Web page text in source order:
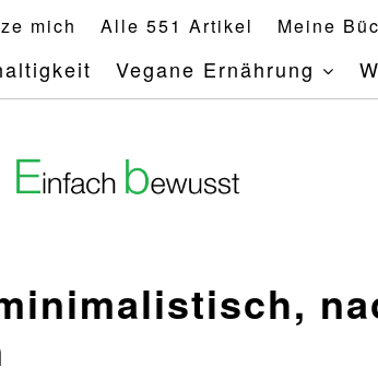
mich Alle 551 Artikel Meine
Vegane Ernährung